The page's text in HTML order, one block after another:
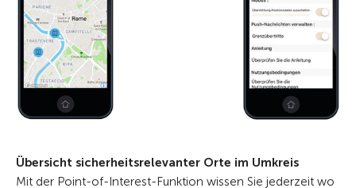
Übersicht sicherheitsrelevanter Orte im Umkreis
Mit der Point-of-Interest-Funktion wissen Sie jederzeit wo